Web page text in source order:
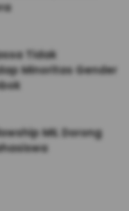
Tidak
Minoritas Gender
MIL Dorong